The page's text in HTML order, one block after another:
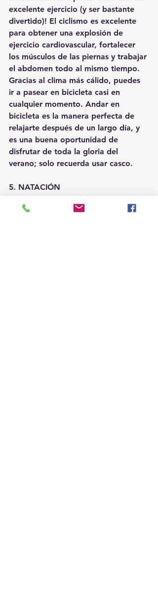
excelente ejercicio (y ser bastante
divertido)! El ciclismo es excelente
para obtener una explosión de
ejercicio cardiovascular, fortalecer
los músculos de las piernas y trabajar
el abdomen todo al mismo tiempo.
Gracias al clima más cálido, puedes
ir a pasear en bicicleta casi en
cualquier momento. Andar en
bicicleta es la manera perfecta de
relajarte después de un largo día, y
es una buena oportunidad de
disfrutar de toda la gloria del
verano; solo recuerda usar casco.
5. NATACIÓN
cansancio beneficioso que se logra